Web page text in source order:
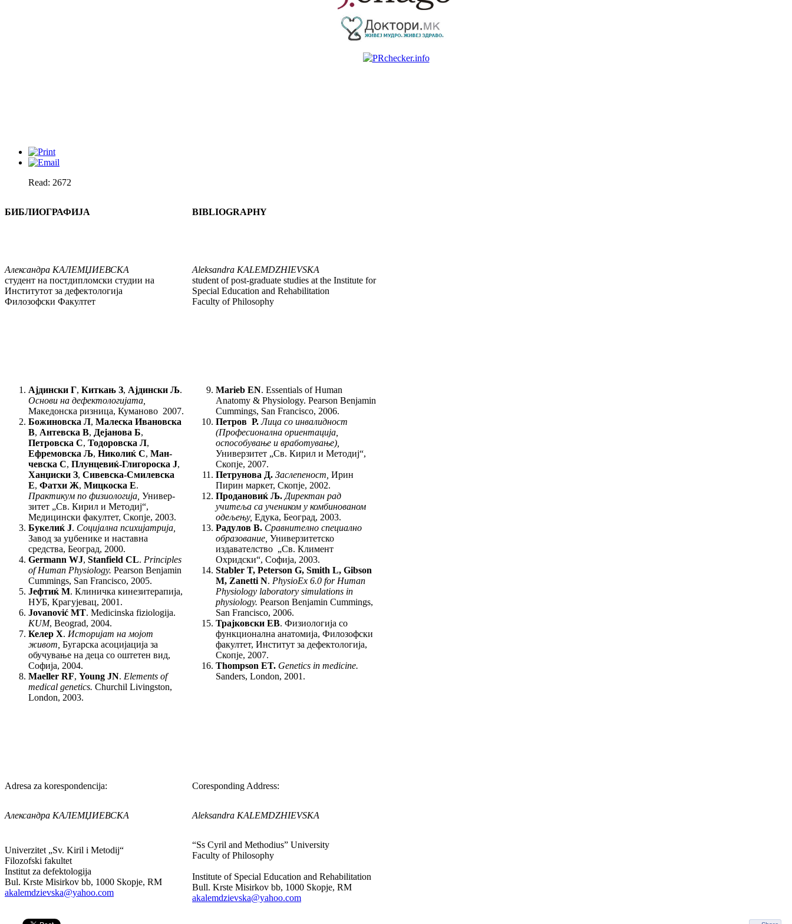
Read: 2672
БИБЛИОГРАФИЈА
Александра КАЛЕМЏИЕВСКА
студент на постдипломски студии на
Институтот за дефектологија
Филозофски Факултет
BIBLIOGRAPHY
Aleksandra KALEMDZHIEVSKA
student of post-graduate studies at the Institute for
Special Education and Rehabilitation
Faculty of Philosophy
Ајдински Г, Киткањ З, Ајдински Љ.
Основи на дефектологијата,
Македонска риз­ница, Куманово 2007.
Божиновска Л, Малеска Ивановска
В, Ан­тев­ска В, Дејанова Б,
Петровска С, Тодо­ров­ска Л,
Ефремовска Љ, Николиќ С, Ман­
чев­ска С, Плунцевиќ-Глигороска Ј,
Ханџиски З, Сивевска-Смилевска
Е, Фатхи Ж, Миц­кос­ка Е.
Практикум по физиологија, Уни­вер­
зитет „Св. Кирил и Ме­тодиј“,
Медицин­ски факултет, Скопје, 2003.
Букелиќ Ј. Социјална психијатрија,
Завод за уџбенике и наставна
средства, Београд, 2000.
Germann WJ, Stanfield CL. Principles
of Hu­man Physiology. Pearson Benjamin
Cum­mings, San Francisco, 2005.
Јефтиќ М. Клиничка кинезитерапија,
НУБ, Крагујевац, 2001.
Jovanović MT. Medicinska fiziologija.
KUM, Beograd, 2004.
Келер Х. Историјат на мојот
живот, Бу­гар­ска асоцијација за
обучување на деца со оштетен вид,
Софија, 2004.
Maeller RF, Young JN. Elements of
medical genetics. Churchil Livingston,
London, 2003.
Marieb EN. Essentials of Human
Anatomy & Physiology. Pearson Benjamin
Cummings, San Francisco, 2006.
Петров Р.Лица со инвалидност
(Професионална ориентација,
оспособување и вработување),
Универзитет „Св. Кирил и Мето­диј“,
Скопје, 2007.
Петрунова Д. Заслепеност, Ирин
Пирин маркет, Скопје, 2002.
Продановиќ Љ. Директан рад
учитеља са учеником у комбинованом
одељењу, Едука, Београд, 2003.
Радулов В. Сравнително специално
образование, Универзитетско
издавателство „Св. Климент
Охридски“, Софија, 2003.
Stabler T, Peterson G, Smith L, Gibson
M, Zanetti N. PhysioEx 6.0 for Human
Physiology laboratory simulations in
physiology. Pearson Benjamin Cummings,
San Francisco, 2006.
Трајковски ЕВ. Физиологија со
функцио­нал­на анатомија, Филозофски
факултет, Ин­ститут за дефектологија,
Скопје, 2007.
Thompson ET. Genetics in medicine.
Sanders, London, 2001.
Adresa za korespondencija: Coresponding Address:
Александра КАЛЕМЏИЕВСКА Aleksandra KALEMDZHIEVSKA
Univerzitet „Sv. Kiril i Metodij“
Filozofski fakultet
Institut za defektologija
Bul. Krste Misirkov bb, 1000 Skopje, RM
akalemdzievska@yahoo.com
“Ss Cyril and Methodius” University
Faculty of Philosophy
Institute of Special Education and Rehabilitation
Bull. Krste Misirkov bb, 1000 Skopje, RM
akalemdzievska@yahoo.com